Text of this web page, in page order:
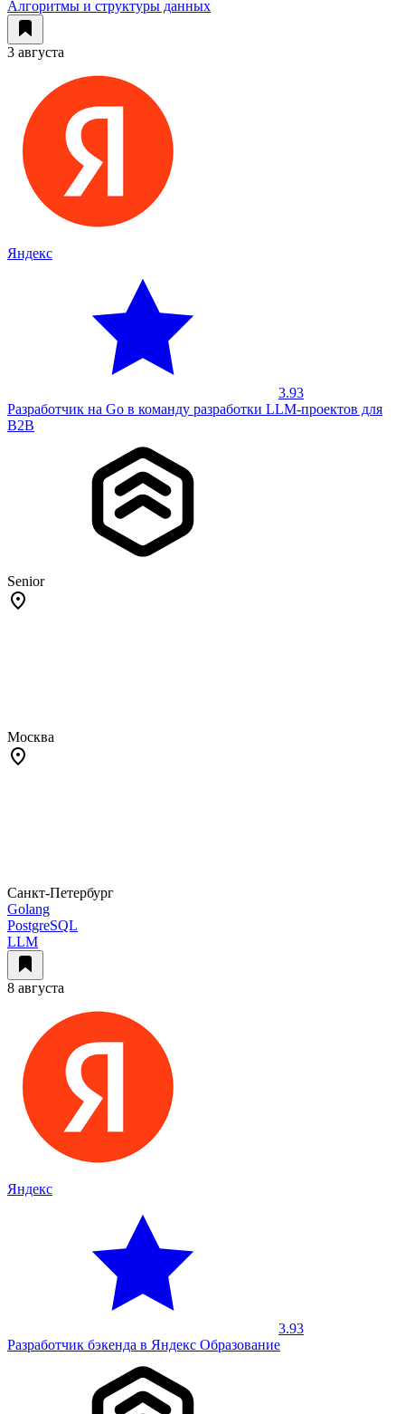
Алгоритмы и структуры данных
3 августа
Яндекс
3.93
Разработчик на Go в команду разработки LLM-проектов для
B2B
Senior
Москва
Санкт-Петербург
Golang
PostgreSQL
LLM
8 августа
Яндекс
3.93
Разработчик бэкенда в Яндекс Образование